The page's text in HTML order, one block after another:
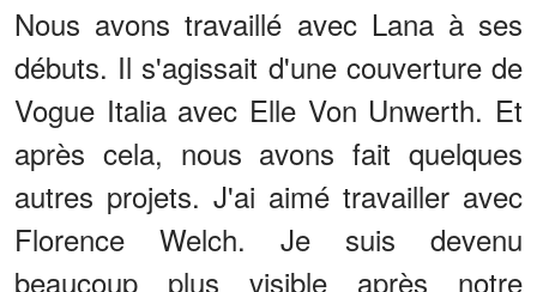
Nous avons travaillé avec Lana à ses
débuts. Il s'agissait d'une couverture de
Vogue Italia avec Elle Von Unwerth. Et
après cela, nous avons fait quelques
autres projets. J'ai aimé travailler avec
Florence Welch. Je suis devenu
beaucoup plus visible après notre